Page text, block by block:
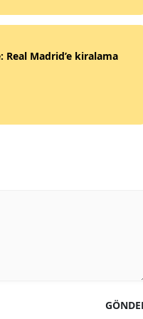
Madrid’e kiralama